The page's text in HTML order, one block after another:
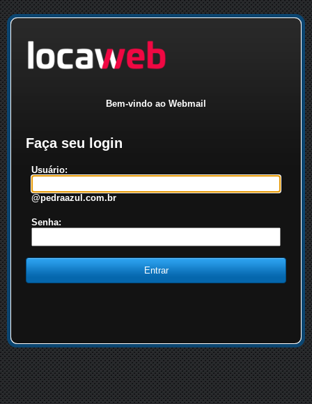
Bem-vindo ao Webmail
Faça seu login
Usuário:
@pedraazul.com.br
Senha: